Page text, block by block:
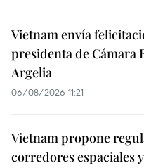
Vietnam envía
presidenta de Cámara
Argelia
06/08/2026 11:21
Vietnam propone
corredores espaciales